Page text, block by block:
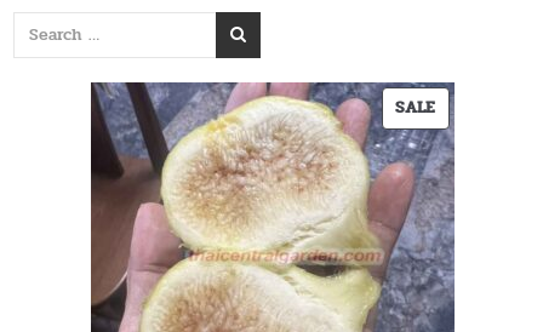
SALEPRODUCT
ON
SALE